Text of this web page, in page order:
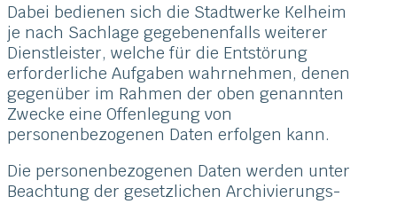
Dabei bedienen sich die Stadtwerke Kelheim
je nach Sachlage gegebenenfalls weiterer
Dienstleister, welche für die Entstörung
erforderliche Aufgaben wahrnehmen, denen
gegenüber im Rahmen der oben genannten
Zwecke eine Offenlegung von
personenbezogenen Daten erfolgen kann.
Die personenbezogenen Daten werden unter
Beachtung der gesetzlichen Archivierungs-